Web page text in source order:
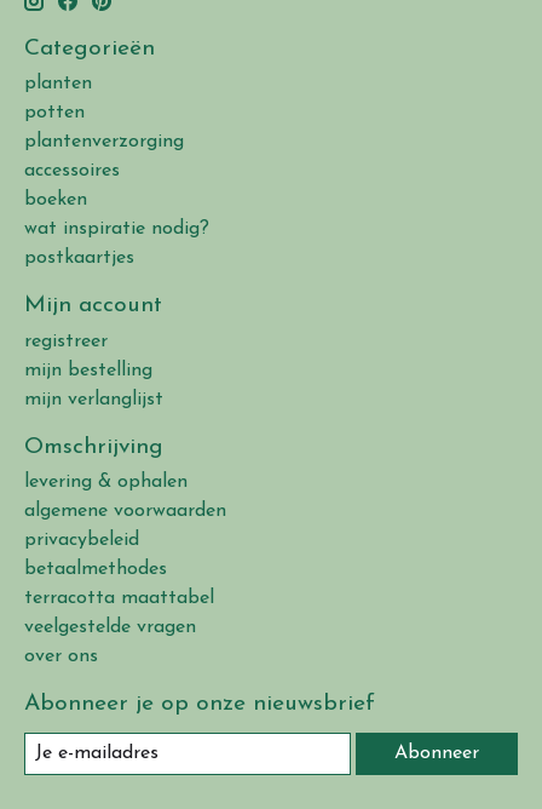
Categorieën
planten
potten
plantenverzorging
accessoires
boeken
wat inspiratie nodig?
postkaartjes
Mijn account
registreer
mijn bestelling
mijn verlanglijst
Omschrijving
levering & ophalen
algemene voorwaarden
privacybeleid
betaalmethodes
terracotta maattabel
veelgestelde vragen
over ons
Abonneer je op onze nieuwsbrief
Abonneer